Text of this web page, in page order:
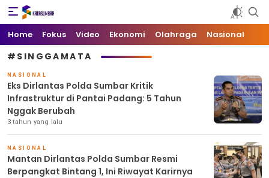
Kata Sumbar
Berita Sumbar Hari Ini
Home Fokus Video Ekonomi Olahraga Nasional
#SINGGAMATA
NASIONAL
Eks Dirlantas Polda Sumbar Kritik
Infrastruktur di Pantai Padang: 5 Tahun
Nggak Berubah
3 tahun yang lalu
NASIONAL
Mantan Dirlantas Polda Sumbar Resmi
Berpangkat Bintang 1, Ini Riwayat Karirnya